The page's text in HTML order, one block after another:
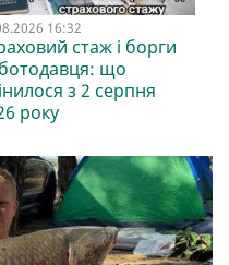
16:32
стаж і борги
що
з 2 серпня
року